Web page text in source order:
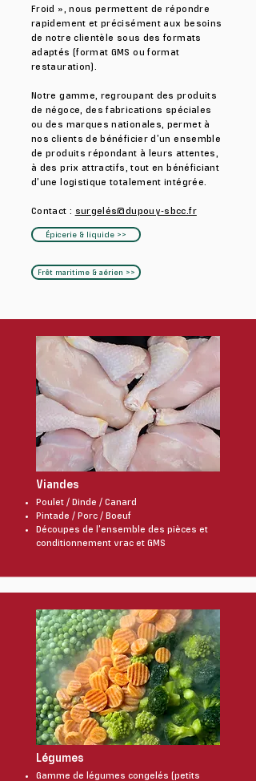
Froid », nous permettent de répondre
rapidement et précisément aux besoins
de notre clientèle sous des formats
adaptés (format GMS ou format
restauration).
Notre gamme, regroupant des produits
de négoce, des fabrications spéciales
ou des marques nationales, permet à
nos clients de bénéficier d’un ensemble
de produits répondant à leurs attentes,
à des prix attractifs, tout en bénéficiant
d’une logistique totalement intégrée.
Contact : surgelés@dupouy-sbcc.fr
Épicerie & liquide >>
Frêt maritime & aérien >>
Viandes
Poulet / Dinde / Canard
Pintade / Porc / Boeuf
Découpes de l’ensemble des pièces et
conditionnement vrac et GMS
Légumes
Gamme de légumes congelés (petits